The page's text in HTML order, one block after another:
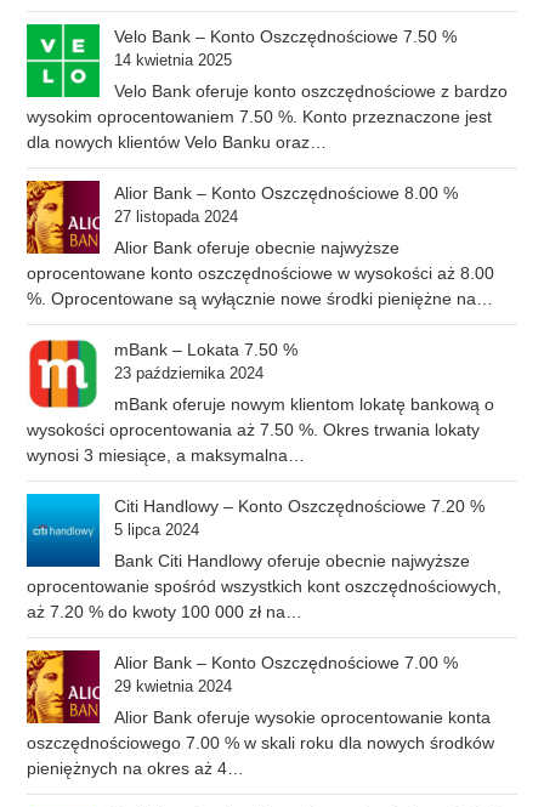
Velo Bank – Konto Oszczędnościowe 7.50 %
14 kwietnia 2025
Velo Bank oferuje konto oszczędnościowe z bardzo
wysokim oprocentowaniem 7.50 %. Konto przeznaczone jest
dla nowych klientów Velo Banku oraz…
Alior Bank – Konto Oszczędnościowe 8.00 %
27 listopada 2024
Alior Bank oferuje obecnie najwyższe
oprocentowane konto oszczędnościowe w wysokości aż 8.00
%. Oprocentowane są wyłącznie nowe środki pieniężne na…
mBank – Lokata 7.50 %
23 października 2024
mBank oferuje nowym klientom lokatę bankową o
wysokości oprocentowania aż 7.50 %. Okres trwania lokaty
wynosi 3 miesiące, a maksymalna…
Citi Handlowy – Konto Oszczędnościowe 7.20 %
5 lipca 2024
Bank Citi Handlowy oferuje obecnie najwyższe
oprocentowanie spośród wszystkich kont oszczędnościowych,
aż 7.20 % do kwoty 100 000 zł na…
Alior Bank – Konto Oszczędnościowe 7.00 %
29 kwietnia 2024
Alior Bank oferuje wysokie oprocentowanie konta
oszczędnościowego 7.00 % w skali roku dla nowych środków
pieniężnych na okres aż 4…